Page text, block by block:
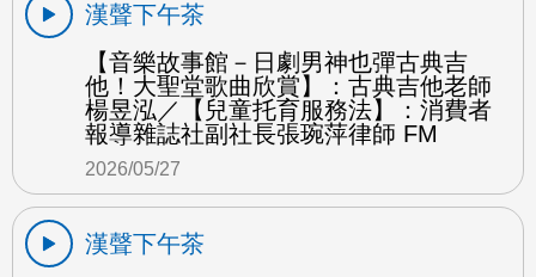
漢聲下午茶
【音樂故事館－日劇男神也彈古典吉
他！大聖堂歌曲欣賞】：古典吉他老師
楊昱泓／【兒童托育服務法】：消費者
報導雜誌社副社長張琬萍律師 FM
2026/05/27
漢聲下午茶